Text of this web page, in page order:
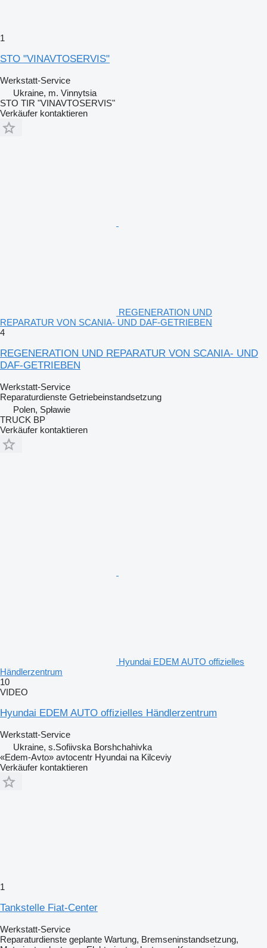
1
STO "VINAVTOSERVIS"
Werkstatt-Service
Ukraine, m. Vinnytsia
STO TIR "VINAVTOSERVIS"
Verkäufer kontaktieren
REGENERATION UND
REPARATUR VON SCANIA- UND DAF-GETRIEBEN
4
REGENERATION UND REPARATUR VON SCANIA- UND
DAF-GETRIEBEN
Werkstatt-Service
Reparaturdienste Getriebeinstandsetzung
Polen, Spławie
TRUCK BP
Verkäufer kontaktieren
Hyundai EDEM AUTO offizielles
Händlerzentrum
10
VIDEO
Hyundai EDEM AUTO offizielles Händlerzentrum
Werkstatt-Service
Ukraine, s.Sofiivska Borshchahivka
«Edem-Avto» avtocentr Hyundai na Kilceviy
Verkäufer kontaktieren
1
Tankstelle Fiat-Center
Werkstatt-Service
Reparaturdienste geplante Wartung, Bremseninstandsetzung,